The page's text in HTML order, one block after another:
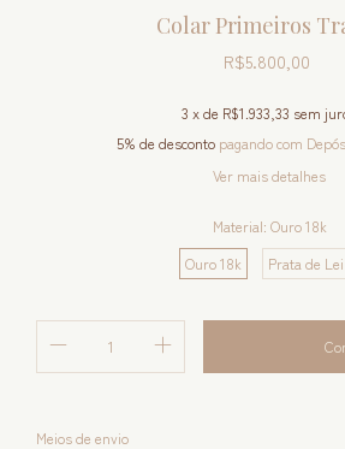
Colar Primeiros
R$5.800,00
3 x de R$1.933,33 sem
5% de descontopagando com
Ver mais detalhes
Material: Ouro 18k
Ouro 18k
Prata de Lei
Entregas para o CEP:
Meios de envio